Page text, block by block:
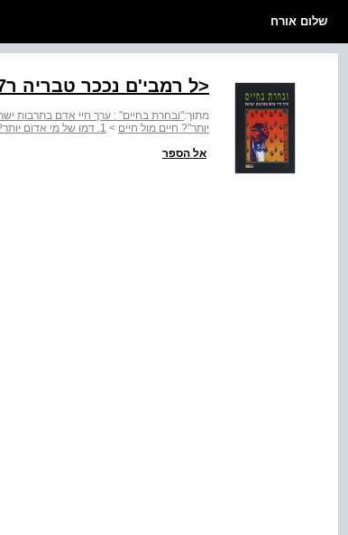
שלום אורח
<ל רמבי'ם נככר טבריה ר7ונה, ספרד
מתוך:"ובחרת בחיים" : ערך חיי אדם בתרבות
יותר"? חיים מול חיים > 1. דמו של מי אדום יותר?
אל הספר